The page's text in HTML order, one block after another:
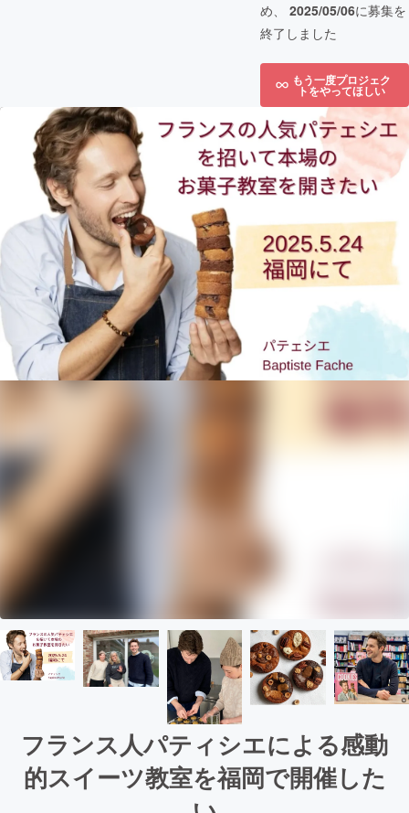
め、 2025/05/06に募集を
終了しました
もう一度プロジェク
トをやってほしい
フランス人パティシエによる感動
的スイーツ教室を福岡で開催した